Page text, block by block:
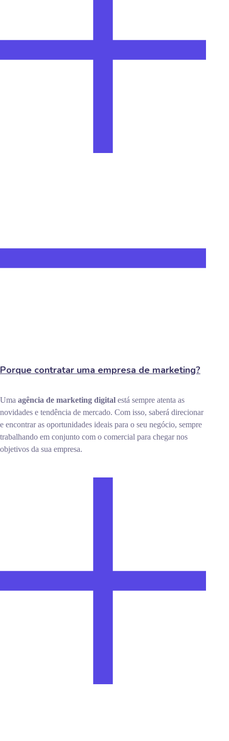
Porque contratar uma empresa de marketing?
Uma agência de marketing digital está sempre atenta as
novidades e tendência de mercado. Com isso, saberá direcionar
e encontrar as oportunidades ideais para o seu negócio, sempre
trabalhando em conjunto com o comercial para chegar nos
objetivos da sua empresa.